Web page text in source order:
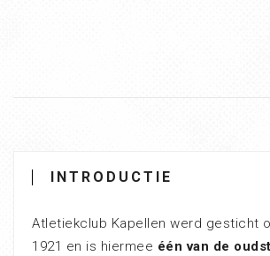
INTRODUCTIE
Atletiekclub Kapellen werd gesticht
1921 en is hiermee één van de